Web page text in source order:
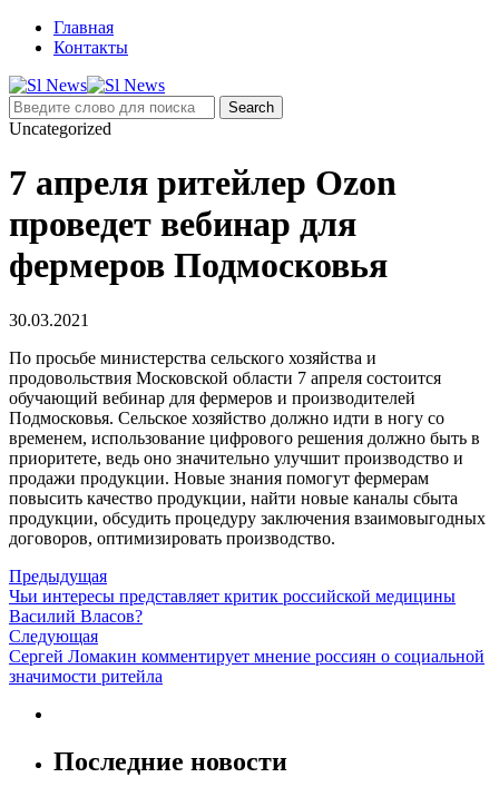
Главная
Контакты
Uncategorized
7 апреля ритейлер Ozon
проведет вебинар для
фермеров Подмосковья
30.03.2021
По просьбе министерства сельского хозяйства и
продовольствия Московской области 7 апреля состоится
обучающий вебинар для фермеров и производителей
Подмосковья. Сельское хозяйство должно идти в ногу со
временем, использование цифрового решения должно быть в
приоритете, ведь оно значительно улучшит производство и
продажи продукции. Новые знания помогут фермерам
повысить качество продукции, найти новые каналы сбыта
продукции, обсудить процедуру заключения взаимовыгодных
договоров, оптимизировать производство.
Предыдущая
Чьи интересы представляет критик российской медицины
Василий Власов?
Следующая
Сергей Ломакин комментирует мнение россиян о социальной
значимости ритейла
Последние новости